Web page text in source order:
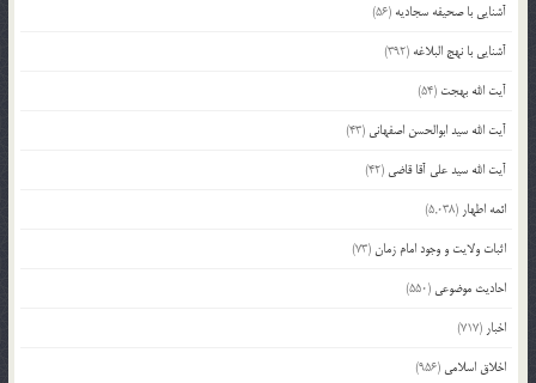
آشنایی با صحیفه سجادیه (56)
آشنایی با نهج البلاغه (392)
آیت الله بهجت (54)
آیت الله سید ابوالحسن اصفهانی (43)
آیت الله سید علی آقا قاضی (42)
ائمه اطهار (5,038)
اثبات ولایت و وجود امام زمان(73)
احادیث موضوعی (550)
اخبار (717)
اخلاق اسلامی (956)